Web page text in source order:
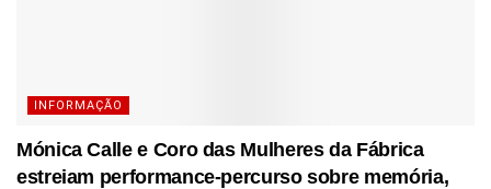
INFORMAÇÃO
Mónica Calle e Coro das Mulheres da Fábrica
estreiam performance-percurso sobre memória,